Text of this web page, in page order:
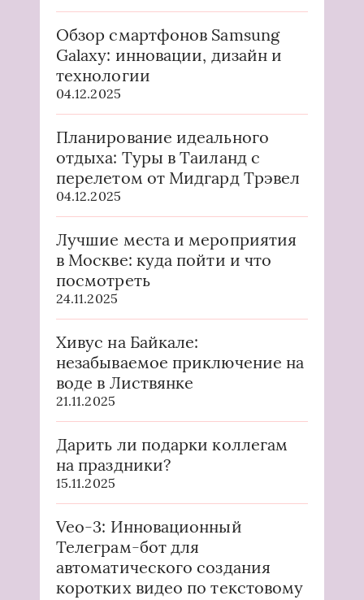
Обзор смартфонов Samsung
Galaxy: инновации, дизайн и
технологии
04.12.2025
Планирование идеального
отдыха: Туры в Таиланд с
перелетом от Мидгард Трэвел
04.12.2025
Лучшие места и мероприятия
в Москве: куда пойти и что
посмотреть
24.11.2025
Хивус на Байкале:
незабываемое приключение на
воде в Листвянке
21.11.2025
Дарить ли подарки коллегам
на праздники?
15.11.2025
Veo-3: Инновационный
Телеграм-бот для
автоматического создания
коротких видео по текстовому